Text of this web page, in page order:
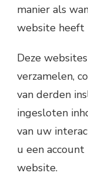
manier als
website heeft
Deze
verzamelen,
van derden
ingesloten
van uw
u een
website.